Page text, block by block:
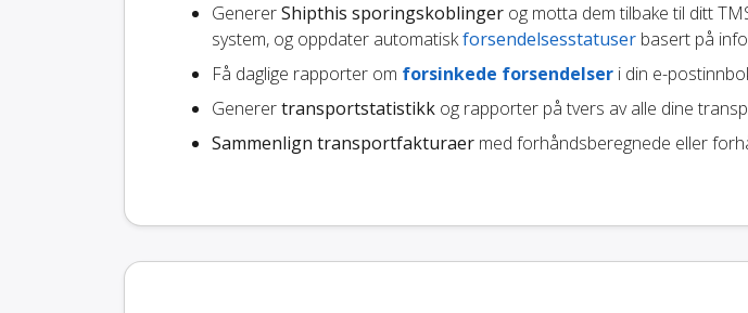
GenererShipthis sporingskoblinger og motta dem tilbake til ditt
system, og oppdater automatiskforsendelsesstatuser basert på
Få daglige rapporter om forsinkede forsendelser i din e-
Generertransportstatistikk og rapporter på tvers av alle dine
Sammenlign transportfakturaer med forhåndsberegnede eller